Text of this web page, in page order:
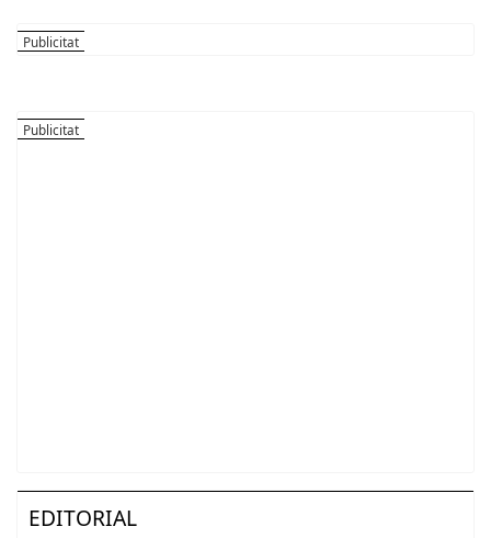
EDITORIAL